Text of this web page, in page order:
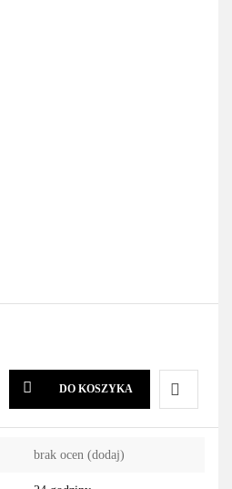
DO KOSZYKA
Do
brak ocen (dodaj)